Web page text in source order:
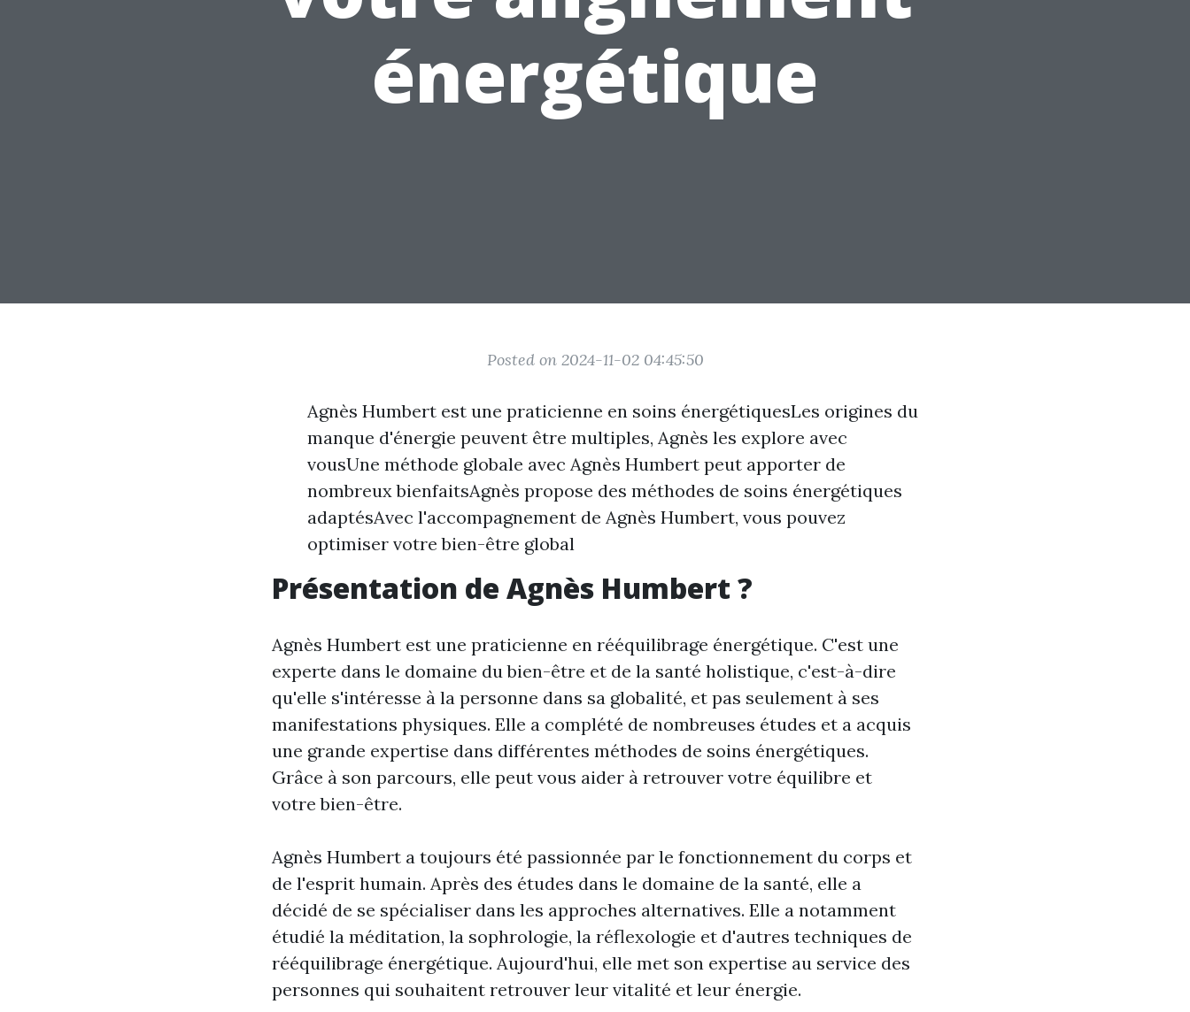
énergétique
Posted on 2024-11-02 04:45:50
Agnès Humbert est une praticienne en soins énergétiquesLes origines du
manque d'énergie peuvent être multiples, Agnès les explore avec
vousUne méthode globale avec Agnès Humbert peut apporter de
nombreux bienfaitsAgnès propose des méthodes de soins énergétiques
adaptésAvec l'accompagnement de Agnès Humbert, vous pouvez
optimiser votre bien-être global
Présentation de Agnès Humbert ?
Agnès Humbert est une praticienne en rééquilibrage énergétique. C'est une
experte dans le domaine du bien-être et de la santé holistique, c'est-à-dire
qu'elle s'intéresse à la personne dans sa globalité, et pas seulement à ses
manifestations physiques. Elle a complété de nombreuses études et a acquis
une grande expertise dans différentes méthodes de soins énergétiques.
Grâce à son parcours, elle peut vous aider à retrouver votre équilibre et
votre bien-être.
Agnès Humbert a toujours été passionnée par le fonctionnement du corps et
de l'esprit humain. Après des études dans le domaine de la santé, elle a
décidé de se spécialiser dans les approches alternatives. Elle a notamment
étudié la méditation, la sophrologie, la réflexologie et d'autres techniques de
rééquilibrage énergétique. Aujourd'hui, elle met son expertise au service des
personnes qui souhaitent retrouver leur vitalité et leur énergie.